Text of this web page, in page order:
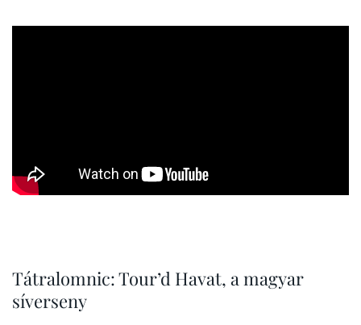
Tátralomnic: Tour’d Havat, a magyar
síverseny